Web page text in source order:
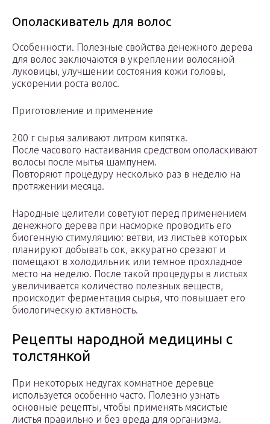
Ополаскиватель для волос
Особенности. Полезные свойства денежного дерева
для волос заключаются в укреплении волосяной
луковицы, улучшении состояния кожи головы,
ускорении роста волос.
Приготовление и применение
200 г сырья заливают литром кипятка.
После часового настаивания средством ополаскивают
волосы после мытья шампунем.
Повторяют процедуру несколько раз в неделю на
протяжении месяца.
Народные целители советуют перед применением
денежного дерева при насморке проводить его
биогенную стимуляцию: ветви, из листьев которых
планируют добывать сок, аккуратно срезают и
помещают в холодильник или темное прохладное
место на неделю. После такой процедуры в листьях
увеличивается количество полезных веществ,
происходит ферментация сырья, что повышает его
биологическую активность.
Рецепты народной медицины с
толстянкой
При некоторых недугах комнатное деревце
используется особенно часто. Полезно узнать
основные рецепты, чтобы применять мясистые
листья правильно и без вреда для организма.